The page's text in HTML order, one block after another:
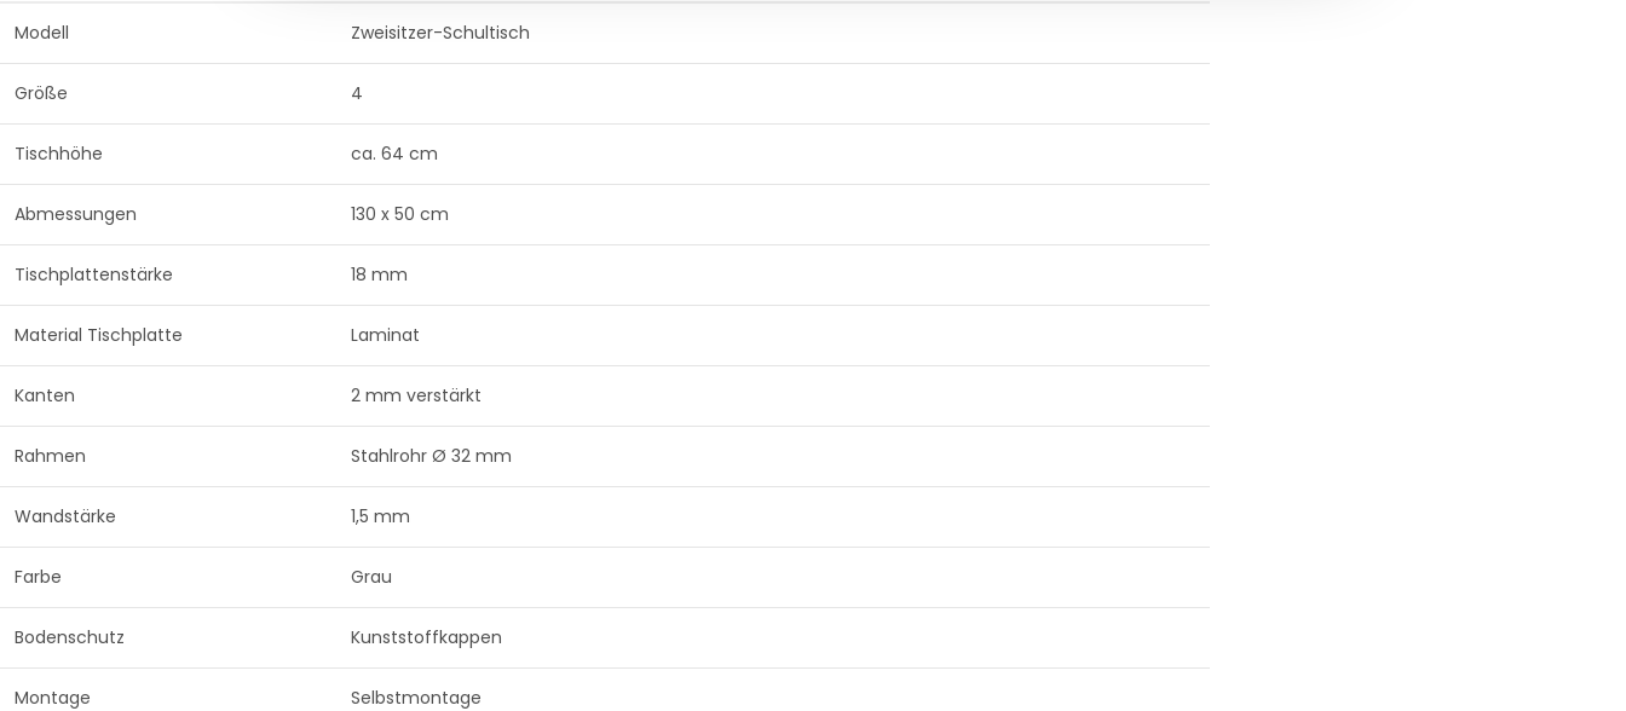
Modell Zweisitzer-Schultisch
Größe 4
Tischhöhe ca. 64 cm
Abmessungen 130 x 50 cm
Tischplattenstärke 18 mm
Material Tischplatte Laminat
Kanten 2 mm verstärkt
Rahmen Stahlrohr Ø 32 mm
Wandstärke 1,5 mm
Farbe Grau
Bodenschutz Kunststoffkappen
Montage Selbstmontage